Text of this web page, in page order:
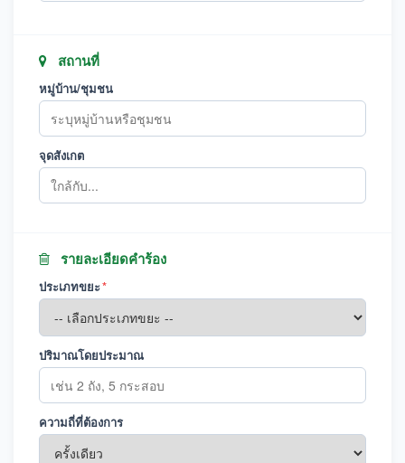
สถานที่
หมู่บ้าน/ชุมชน
จุดสังเกต
รายละเอียดคำร้อง
ประเภทขยะ*
ปริมาณโดยประมาณ
ความถี่ที่ต้องการ